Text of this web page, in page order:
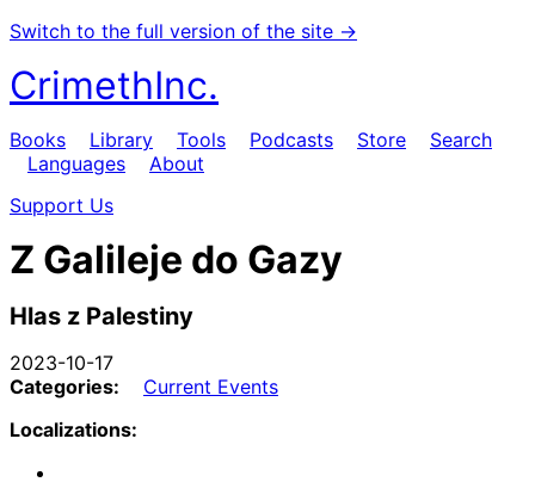
Switch to the full version of the site →
CrimethInc.
Books Library Tools Podcasts Store
Search
Languages
About
Support Us
Z Galileje do Gazy
Hlas z Palestiny
2023-10-17
Categories:
Current Events
Localizations: